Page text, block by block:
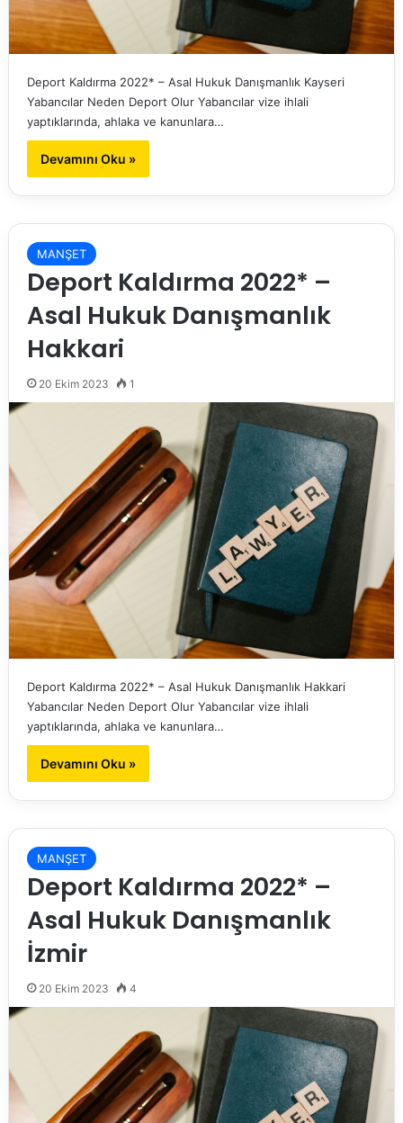
Deport Kaldırma 2022* – Asal Hukuk Danışmanlık Kayseri
Yabancılar Neden Deport Olur Yabancılar vize ihlali
yaptıklarında, ahlaka ve kanunlara…
Devamını Oku »
MANŞET
Deport Kaldırma 2022* –
Asal Hukuk Danışmanlık
Hakkari
20 Ekim 2023 1
Deport Kaldırma 2022* – Asal Hukuk Danışmanlık Hakkari
Yabancılar Neden Deport Olur Yabancılar vize ihlali
yaptıklarında, ahlaka ve kanunlara…
Devamını Oku »
MANŞET
Deport Kaldırma 2022* –
Asal Hukuk Danışmanlık
İzmir
20 Ekim 2023 4